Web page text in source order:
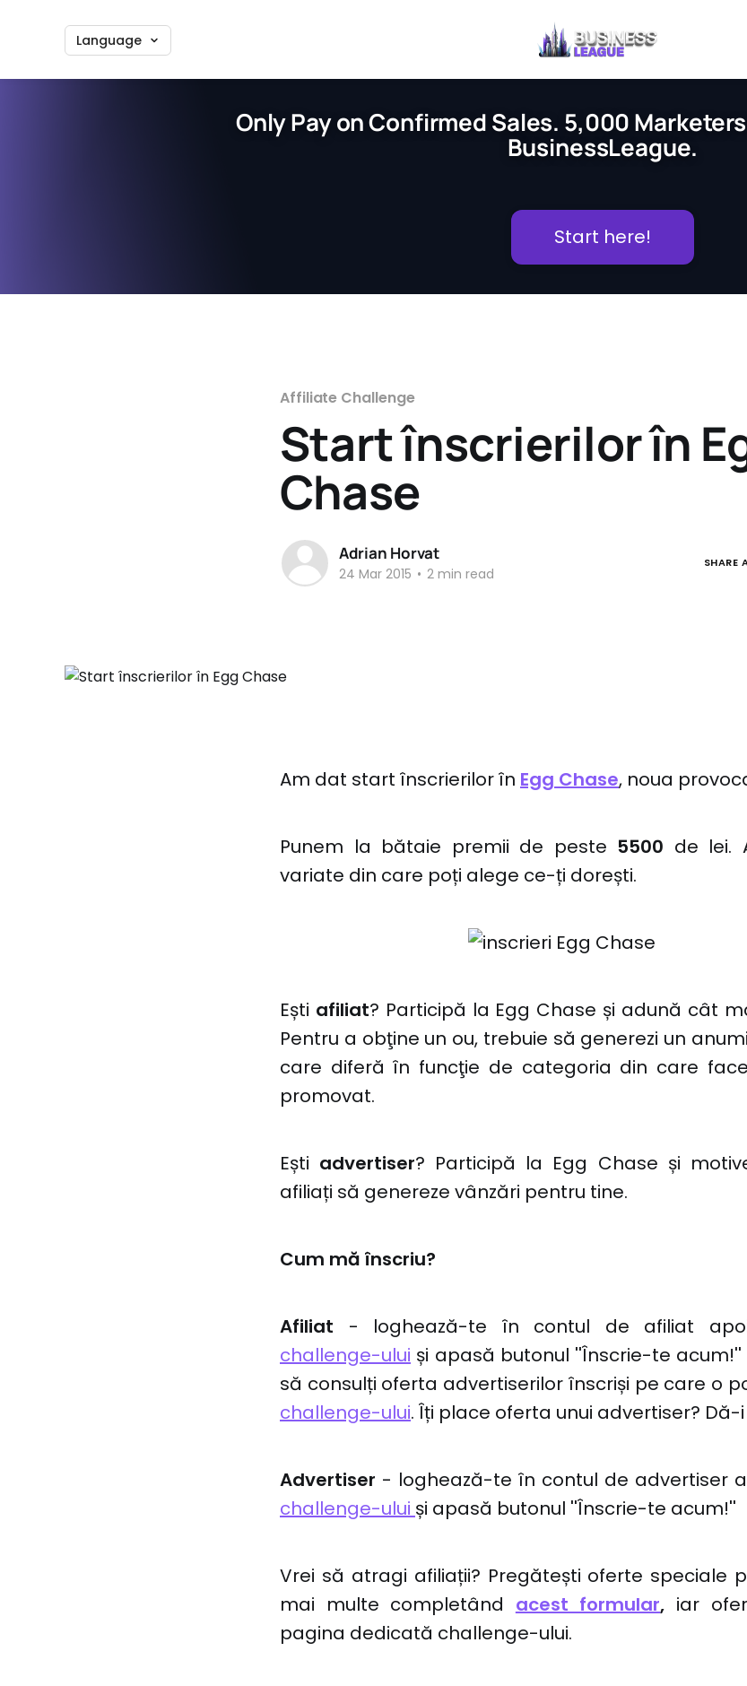
Language
Only Pay on Confirmed Sales. 5,000
BusinessLeague.
Start here!
Affiliate Challenge
Start înscrierilor în
Chase
Adrian Horvat
24 Mar 2015 • 2 min read
SHARE
Am dat start înscrierilor în Egg Chase, noua
Punem la bătaie premii de peste 5500 de lei.
variate din care poți alege ce-ți dorești.
Ești afiliat? Participă la Egg Chase și adună cât
Pentru a obţine un ou, trebuie să generezi un
care diferă în funcţie de categoria din care
promovat.
Ești advertiser? Participă la Egg Chase și
afiliați să genereze vânzări pentru tine.
Cum mă înscriu?
Afiliat - loghează-te în contul de afiliat
challenge-ului și apasă butonul ''Înscrie-te
să consulți oferta advertiserilor înscriși pe care o
challenge-ului. Îți place oferta unui advertiser? Dă-i
Advertiser - loghează-te în contul de advertiser
challenge-ului și apasă butonul ''Înscrie-te acum!''
Vrei să atragi afiliații? Pregătești oferte speciale
mai multe completând acest formular, iar
pagina dedicată challenge-ului.